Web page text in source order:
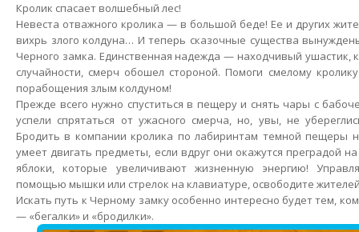
Кролик спасает волшебный лес!
Невеста отважного кролика — в большой беде! Ее и других
вихрь злого колдуна… И теперь сказочные существа
Черного замка. Единственная надежда — находчивый ушастик,
случайности, смерч обошел стороной. Помоги смелому
порабощения злым колдуном!
Прежде всего нужно спуститься в пещеру и снять чары с
успели спрятаться от ужасного смерча, но, увы, не
Бродить в компании кролика по лабиринтам темной пещеры
умеет двигать предметы, если вдруг они окажутся преградой
яблоки, которые увеличивают жизненную энергию!
помощью мышки или стрелок на клавиатуре, освободите
Искать путь к Черному замку особенно интересно будет тем,
— «бегалки» и «бродилки».